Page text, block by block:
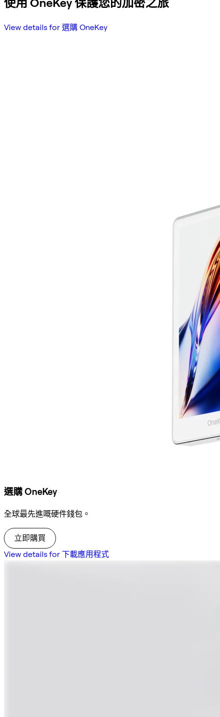
View details for 選購 OneKey
選購 OneKey
全球最先進嘅硬件錢包。
立即購買
View details for 下載應用程式